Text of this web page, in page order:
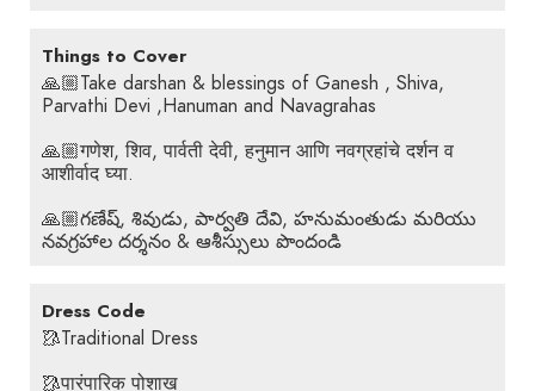
Things to Cover
🙏🏼Take darshan & blessings of Ganesh , Shiva,
Parvathi Devi ,Hanuman and Navagrahas
🙏🏼गणेश, शिव, पार्वती देवी, हनुमान आणि नवग्रहांचे दर्शन व
आशीर्वाद घ्या.
🙏🏼గణేష్, శివుడు, పార్వతి దేవి, హనుమంతుడు మరియు
నవగ్రహాల దర్శనం & ఆశీస్సులు పొందండి
Dress Code
🥻Traditional Dress
🥻पारंपारिक पोशाख